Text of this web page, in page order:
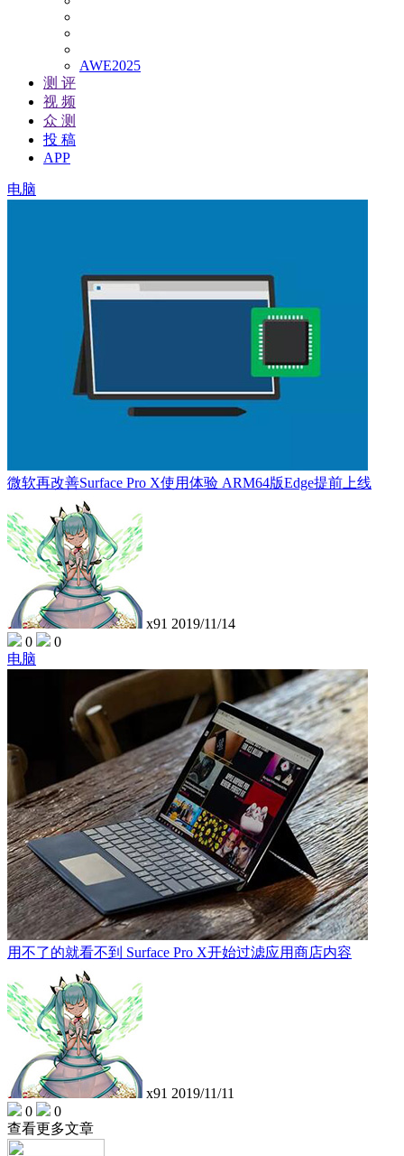
AWE2025
测 评
视 频
众 测
投 稿
APP
电脑
微软再改善Surface Pro X使用体验 ARM64版Edge提前上线
x91 2019/11/14
0
0
电脑
用不了的就看不到 Surface Pro X开始过滤应用商店内容
x91 2019/11/11
0
0
查看更多文章